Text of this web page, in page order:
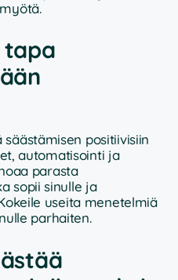
tapa
positiivisiin
automatisointi ja
parasta
sopii sinulle ja
useita menetelmiä
parhaiten.